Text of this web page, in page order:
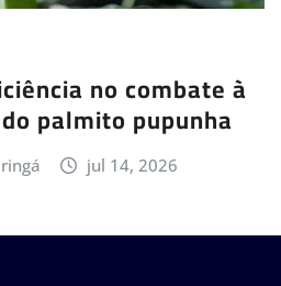
no combate à
palmito pupunha
jul 14, 2026